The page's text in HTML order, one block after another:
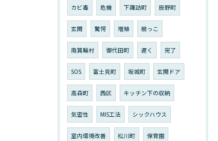
カビ毒 危機 下諏訪町 辰野町
玄関 驚愕 増殖 根っこ
南箕輪村 御代田町 遅く 完了
SOS 富士見町 坂城町 玄関ドア
高森町 西区 キッチン下の収納
気密性 MIS工法 シックハウス
室内環境改善 松川町 保育園